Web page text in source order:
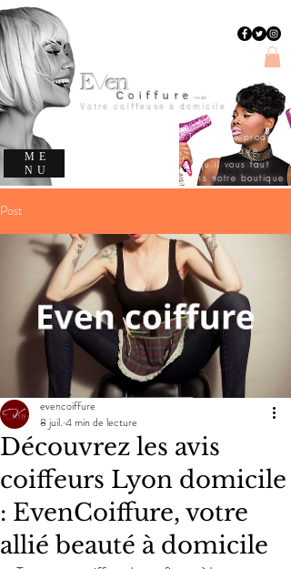
Even
Coiffure evencoiffure
Votre coiffeuse à domicile
Trouvez le produit
capillaire
qu'il vous faut
dans notre boutique
ME
NU
Post
Découvrez les avis
coiffeurs Lyon domicile
: EvenCoiffure, votre
allié beauté à domicile
evencoiffure
8 juil. 4 min de lecture